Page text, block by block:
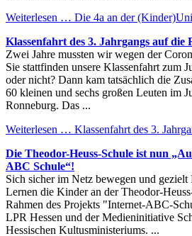
Weiterlesen … Die 4a an der (Kinder)Uni
Klassenfahrt des 3. Jahrgangs auf die
Zwei Jahre mussten wir wegen der
Sie stattfinden unsere Klassenfahrt zum
oder nicht? Dann kam tatsächlich die
60 kleinen und sechs großen Leuten im
Ronneburg. Das ...
Weiterlesen … Klassenfahrt des 3.
Die Theodor-Heuss-Schule ist nun
ABC Schule“!
Sich sicher im Netz bewegen und
Lernen die Kinder an der Theodor-
Rahmen des Projekts "Internet-ABC-
LPR Hessen und der Medieninitiative
Hessischen Kultusministeriums. ...